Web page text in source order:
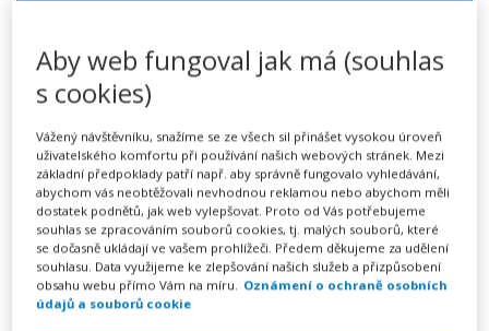
Předplatné na 7 dní
Možnost vytvořit až 5 dokumentů
Vyplnit vzor
Výpověď ze strany zaměstnavatele dle § 52 písm. c)
zákoníku práce – použijte v případech, kdy k výpovědi
v důsledku odvolání zaměstnance z funkce. Možnost
Aby web fungoval jak má (souhlas
s cookies)
Vážený návštěvníku, snažíme se ze všech sil přinášet vysokou úroveň
uživatelského komfortu při používání našich webových stránek. Mezi
základní předpoklady patří např. aby správně fungovalo vyhledávání,
abychom vás neobtěžovali nevhodnou reklamou nebo abychom měli
dostatek podnětů, jak web vylepšovat. Proto od Vás potřebujeme
souhlas se zpracováním souborů cookies, tj. malých souborů, které
se dočasně ukládají ve vašem prohlížeči. Předem děkujeme za udělení
souhlasu. Data využijeme ke zlepšování našich služeb a přizpůsobení
obsahu webu přímo Vám na míru. Oznámení o ochraně osobních
údajů a souborů cookie